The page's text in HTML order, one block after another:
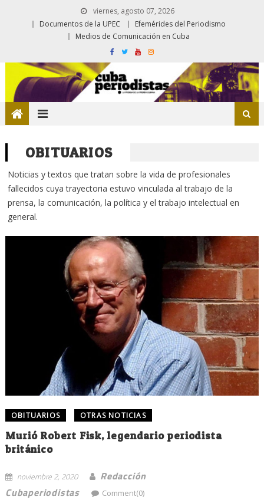
viernes, agosto 07, 2026
Documentos de la UPEC
Efemérides del Periodismo
Medios de Comunicación en Cuba
OBITUARIOS
Noticias y textos que tratan sobre la vida de profesionales
fallecidos cuya trayectoria estuvo vinculada al trabajo de la
prensa, la comunicación, la política y el trabajo intelectual en
general.
OBITUARIOS OTRAS NOTICIAS
Murió Robert Fisk, legendario periodista
británico
noviembre 2, 2020
Redacción
Cubaperiodistas
Comment(0)